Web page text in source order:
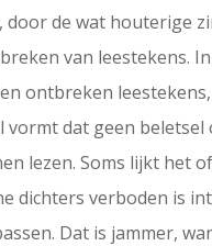
door de wat houterige
van leestekens.
ontbreken
vormt dat geen beletsel
lezen. Soms lijkt het
dichters verboden is
Dat is jammer,